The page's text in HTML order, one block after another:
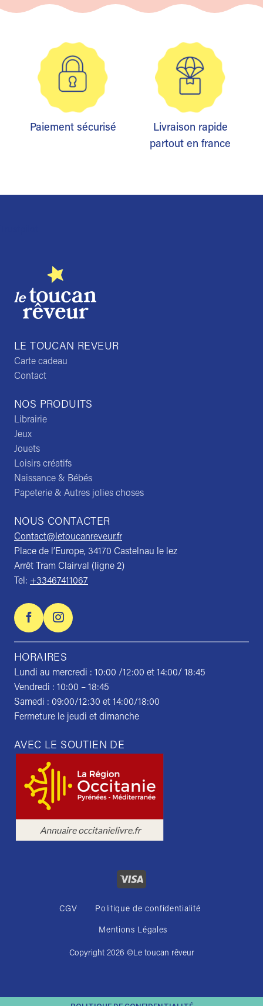
Paiement sécurisé
Livraison rapide
partout en france
NOS PRODUITS
Librairie
Jeux
Jouets
Loisirs créatifs
Naissance & Bébés
Papeterie & Autres jolies choses
NOUS CONTACTER
Contact@letoucanreveur.fr
Place de l’Europe, 34170 Castelnau le lez
Arrêt Tram Clairval (ligne 2)
Tel: +33467411067
HORAIRES
Lundi au mercredi : 10:00 /12:00 et 14:00/ 18:45
Vendredi : 10:00 – 18:45
Samedi : 09:00/12:30 et 14:00/18:00
Fermeture le jeudi et dimanche
LE TOUCAN REVEUR
Carte cadeau
Contact
AVEC LE SOUTIEN DE
CGV Politique de confidentialité
Mentions Légales
Copyright 2026 ©Le toucan rêveur